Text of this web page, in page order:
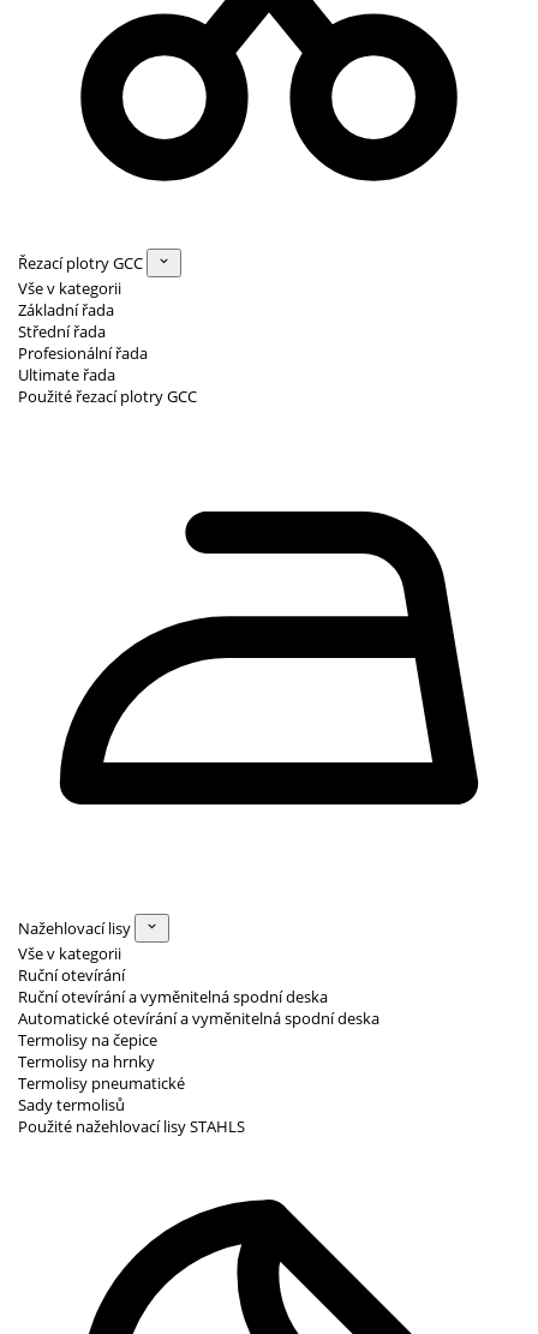
Řezací plotry GCC
Vše v kategorii
Základní řada
Střední řada
Profesionální řada
Ultimate řada
Použité řezací plotry GCC
Nažehlovací lisy
Vše v kategorii
Ruční otevírání
Ruční otevírání a vyměnitelná spodní deska
Automatické otevírání a vyměnitelná spodní deska
Termolisy na čepice
Termolisy na hrnky
Termolisy pneumatické
Sady termolisů
Použité nažehlovací lisy STAHLS